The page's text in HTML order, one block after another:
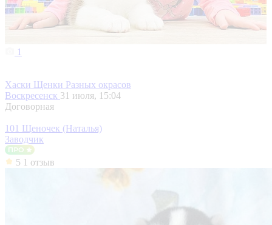
1
Хаски Щенки Разных окрасов
Воскресенск 31 июля, 15:04
Договорная
101 Щеночек (Наталья)
Заводчик
5 1 отзыв